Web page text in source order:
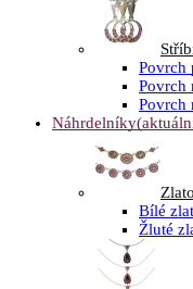
Povrch
Povrch
Povrch
Náhrdelníky
Zlato
Bílé
Žluté